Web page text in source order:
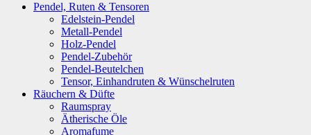
Pendel, Ruten & Tensoren
Edelstein-Pendel
Metall-Pendel
Holz-Pendel
Pendel-Zubehör
Pendel-Beutelchen
Tensor, Einhandruten & Wünschelruten
Räuchern & Düfte
Raumspray
Ätherische Öle
Aromafume